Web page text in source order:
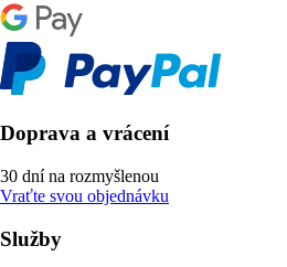
Doprava a vrácení
30 dní na rozmyšlenou
Vraťte svou objednávku
Služby